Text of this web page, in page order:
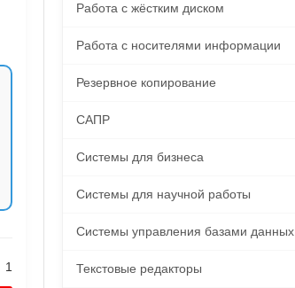
1
Работа с жёстким диском
Работа с носителями информации
Резервное копирование
САПР
Системы для бизнеса
Системы для научной работы
Системы управления базами данных
Текстовые редакторы